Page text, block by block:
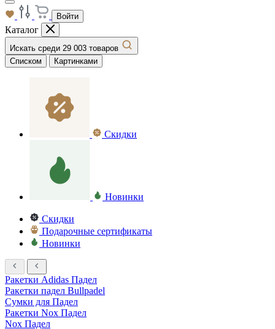
Войти
Каталог
Искать среди 29 003 товаров
Списком
Картинками
Скидки
Новинки
Скидки
Подарочные сертификаты
Новинки
Ракетки Adidas Падел
Ракетки падел Bullpadel
Сумки для Падел
Ракетки Nox Падел
Nox Падел